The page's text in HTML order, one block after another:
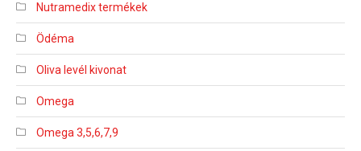
Nutramedix termékek
Ödéma
Oliva levél kivonat
Omega
Omega 3,5,6,7,9